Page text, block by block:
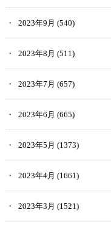
2023年9月 (540)
2023年8月 (511)
2023年7月 (657)
2023年6月 (665)
2023年5月 (1373)
2023年4月 (1661)
2023年3月 (1521)